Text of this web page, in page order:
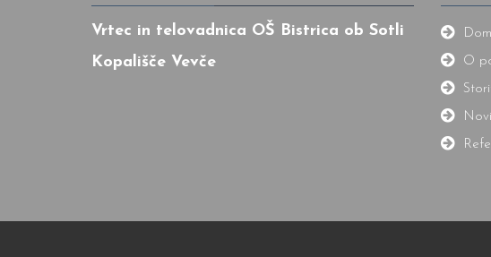
Vrtec in telovadnica OŠ Bistrica ob Sotli
Kopališče Vevče
O